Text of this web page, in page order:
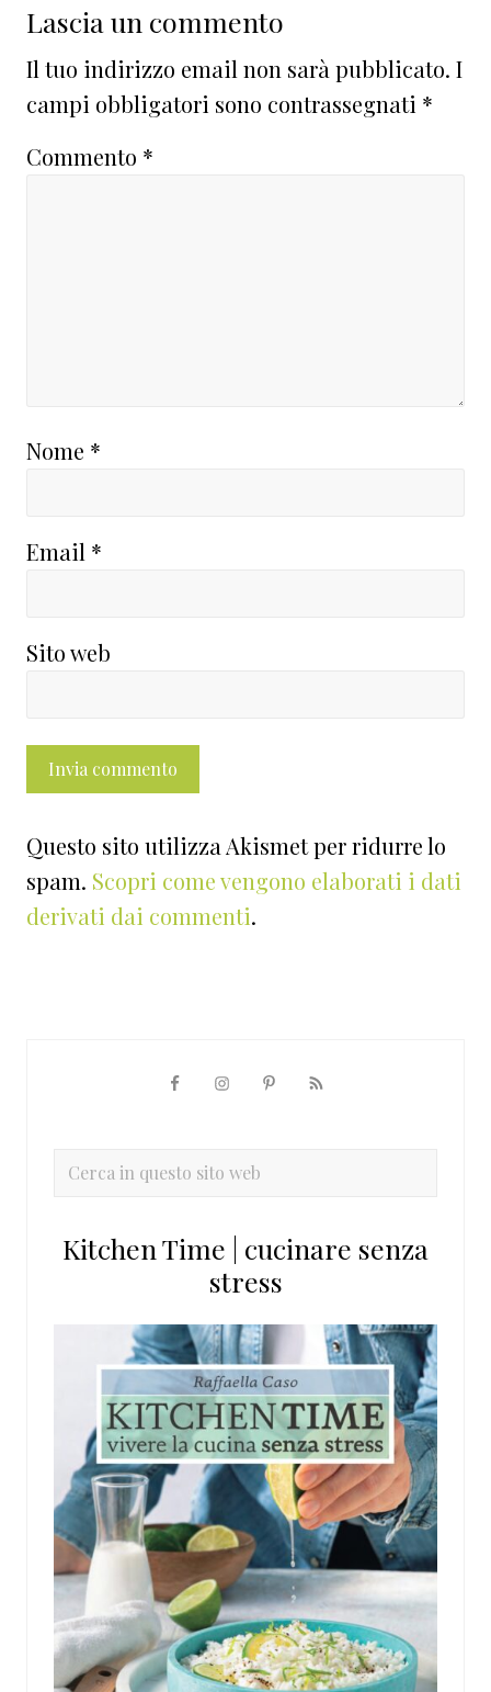
Interazioni
del
lettore
Lascia un commento
Il tuo indirizzo email non sarà pubblicato. I
campi obbligatori sono contrassegnati *
Commento *
Nome *
Email *
Sito web
Questo sito utilizza Akismet per ridurre lo
spam. Scopri come vengono elaborati i dati
derivati dai commenti.
primaria
Cerca
sito
Kitchen Time | cucinare senza
stress